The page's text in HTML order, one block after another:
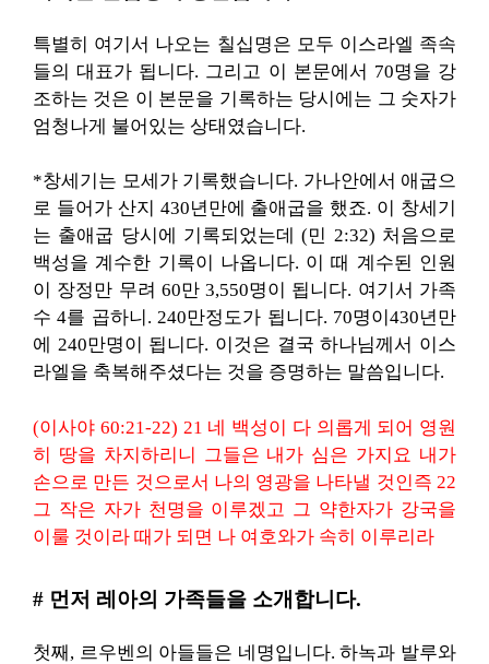
특별히 여기서 나오는 칠십명은 모두 이스라엘 족속
들의 대표가 됩니다. 그리고 이 본문에서 70명을 강
조하는 것은 이 본문을 기록하는 당시에는 그 숫자가
엄청나게 불어있는 상태였습니다.
*창세기는 모세가 기록했습니다. 가나안에서 애굽으
로 들어가 산지 430년만에 출애굽을 했죠. 이 창세기
는 출애굽 당시에 기록되었는데 (민 2:32) 처음으로
백성을 계수한 기록이 나옵니다. 이 때 계수된 인원
이 장정만 무려 60만 3,550명이 됩니다. 여기서 가족
수 4를 곱하니. 240만정도가 됩니다. 70명이430년만
에 240만명이 됩니다. 이것은 결국 하나님께서 이스
라엘을 축복해주셨다는 것을 증명하는 말씀입니다.
(이사야 60:21-22) 21 네 백성이 다 의롭게 되어 영원
히 땅을 차지하리니 그들은 내가 심은 가지요 내가
손으로 만든 것으로서 나의 영광을 나타낼 것인즉 22
그 작은 자가 천명을 이루겠고 그 약한자가 강국을
이룰 것이라 때가 되면 나 여호와가 속히 이루리라
# 먼저 레아의 가족들을 소개합니다.
첫째, 르우벤의 아들들은 네명입니다. 하녹과 발루와